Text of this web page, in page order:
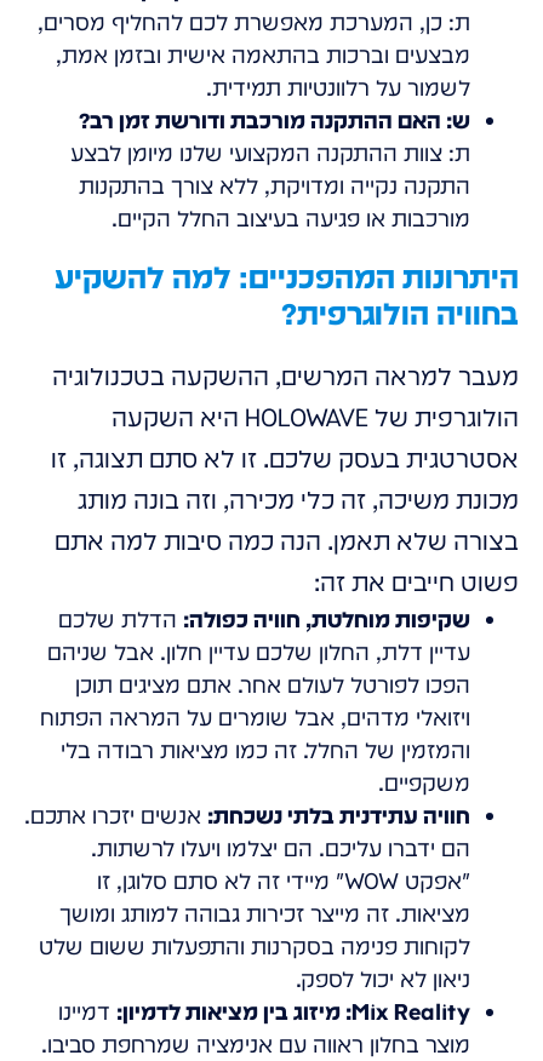
ת: כן, המערכת מאפשרת לכם להחליף מסרים,
מבצעים וברכות בהתאמה אישית ובזמן אמת,
לשמור על רלוונטיות תמידית.
ש: האם ההתקנה מורכבת ודורשת זמן רב?
ת: צוות ההתקנה המקצועי שלנו מיומן לבצע
התקנה נקייה ומדויקת, ללא צורך בהתקנות
מורכבות או פגיעה בעיצוב החלל הקיים.
היתרונות המהפכניים: למה להשקיע
בחוויה הולוגרפית?
מעבר למראה המרשים, ההשקעה בטכנולוגיה
הולוגרפית של HOLOWAVE היא השקעה
אסטרטגית בעסק שלכם. זו לא סתם תצוגה, זו
מכונת משיכה, זה כלי מכירה, וזה בונה מותג
בצורה שלא תאמן. הנה כמה סיבות למה אתם
פשוט חייבים את זה:
שקיפות מוחלטת, חוויה כפולה: הדלת שלכם
עדיין דלת, החלון שלכם עדיין חלון. אבל שניהם
הפכו לפורטל לעולם אחר. אתם מציגים תוכן
ויזואלי מדהים, אבל שומרים על המראה הפתוח
והמזמין של החלל. זה כמו מציאות רבודה בלי
משקפיים.
חוויה עתידנית בלתי נשכחת: אנשים יזכרו אתכם.
הם ידברו עליכם. הם יצלמו ויעלו לרשתות.
"אפקט WOW" מיידי זה לא סתם סלוגן, זו
מציאות. זה מייצר זכירות גבוהה למותג ומושך
לקוחות פנימה בסקרנות והתפעלות ששום שלט
ניאון לא יכול לספק.
Mix Reality: מיזוג בין מציאות לדמיון:
דמיינו
מוצר בחלון ראווה עם אנימציה שמרחפת סביבו.